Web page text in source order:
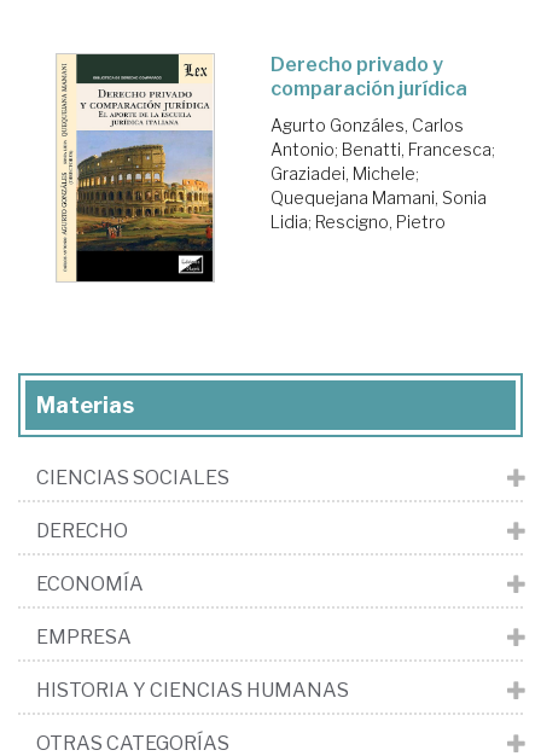
Derecho privado y
comparación jurídica
Agurto Gonzáles, Carlos
Antonio; Benatti, Francesca;
Graziadei, Michele;
Quequejana Mamani, Sonia
Lidia; Rescigno, Pietro
Materias
CIENCIAS SOCIALES
DERECHO
ECONOMÍA
EMPRESA
HISTORIA Y CIENCIAS HUMANAS
OTRAS CATEGORÍAS